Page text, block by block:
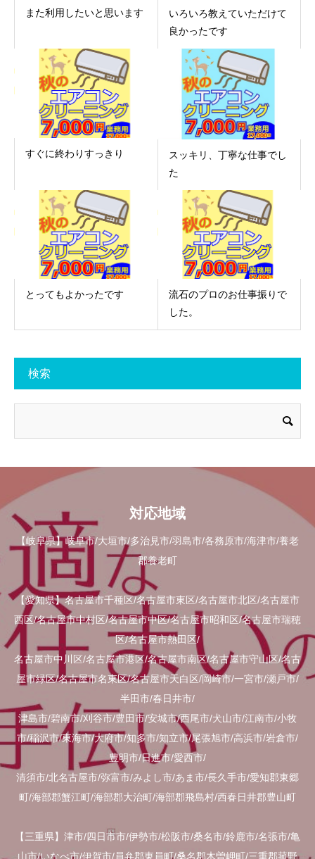
また利用したいと思います
いろいろ教えていただけて
良かったです
すぐに終わりすっきり
スッキリ、丁寧な仕事でし
た
とってもよかったです
流石のプロのお仕事振りで
した。
検索
対応地域
【岐阜県】岐阜市/大垣市/多治見市/羽島市/各務原市/海津市/養老
郡養老町
【愛知県】名古屋市千種区/名古屋市東区/名古屋市北区/名古屋市
西区/名古屋市中村区/名古屋市中区/名古屋市昭和区/名古屋市瑞穂
区/名古屋市熱田区/
名古屋市中川区/名古屋市港区/名古屋市南区/名古屋市守山区/名古
屋市緑区/名古屋市名東区/名古屋市天白区/岡崎市/一宮市/瀬戸市/
半田市/春日井市/
津島市/碧南市/刈谷市/豊田市/安城市/西尾市/犬山市/江南市/小牧
市/稲沢市/東海市/大府市/知多市/知立市/尾張旭市/高浜市/岩倉市/
豊明市/日進市/愛西市/
清須市/北名古屋市/弥富市/みよし市/あま市/長久手市/愛知郡東郷
町/海部郡蟹江町/海部郡大治町/海部郡飛島村/西春日井郡豊山町
【三重県】津市/四日市市/伊勢市/松阪市/桑名市/鈴鹿市/名張市/亀
山市/いなべ市/伊賀市/員弁郡東員町/桑名郡木曽岬町/三重郡菰野